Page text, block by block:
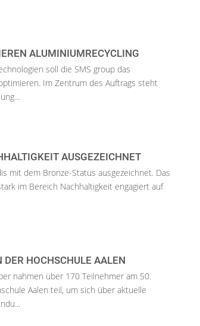
ALUMINIUMRECYCLING
soll die SMS group das
Im Zentrum des Auftrags steht
AUSGEZEICHNET
mit dem Bronze-Status ausgezeichnet. Das
im Bereich Nachhaltigkeit engagiert auf
HOCHSCHULE AALEN
nahmen über 170 Teilnehmer am 50.
Aalen teil, um sich über aktuelle